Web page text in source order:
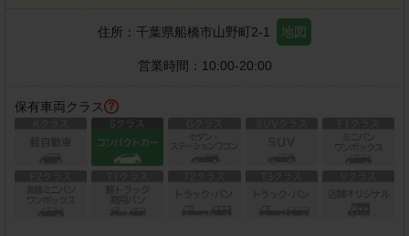
住所： 千葉県船橋市山野町2-1 地図
営業時間： 10:00-20:00
保有車両クラス